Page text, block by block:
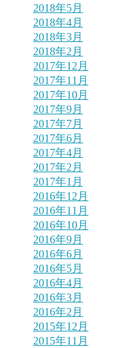
2018年5月
2018年4月
2018年3月
2018年2月
2017年12月
2017年11月
2017年10月
2017年9月
2017年7月
2017年6月
2017年4月
2017年2月
2017年1月
2016年12月
2016年11月
2016年10月
2016年9月
2016年6月
2016年5月
2016年4月
2016年3月
2016年2月
2015年12月
2015年11月